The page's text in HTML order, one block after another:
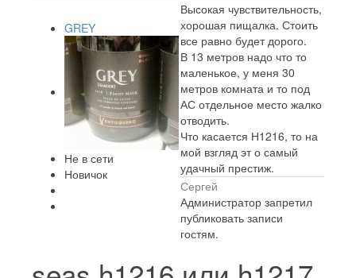
GREY
Не в сети
Новичок
Высокая чувствительность,
хорошая пищалка. Стоить
все равно будет дорого.
В 13 метров надо что то
маленькое, у меня 30
метров комната и то под
АС отдельное место жалко
отводить.
Что касается Н1216, то на
мой взгляд эт о самый
удачный престиж.
Сергей
Администратор запретил
публиковать записи
гостям.